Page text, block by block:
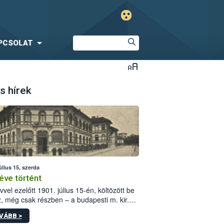
hírek
15, szerda
történt
ezelőtt 1901. július 15-én, költözött be
még csak részben – a budapesti m. kir.
állomás a Kis Rókus utca
alatti, Czigler Győző által tervezett új
>